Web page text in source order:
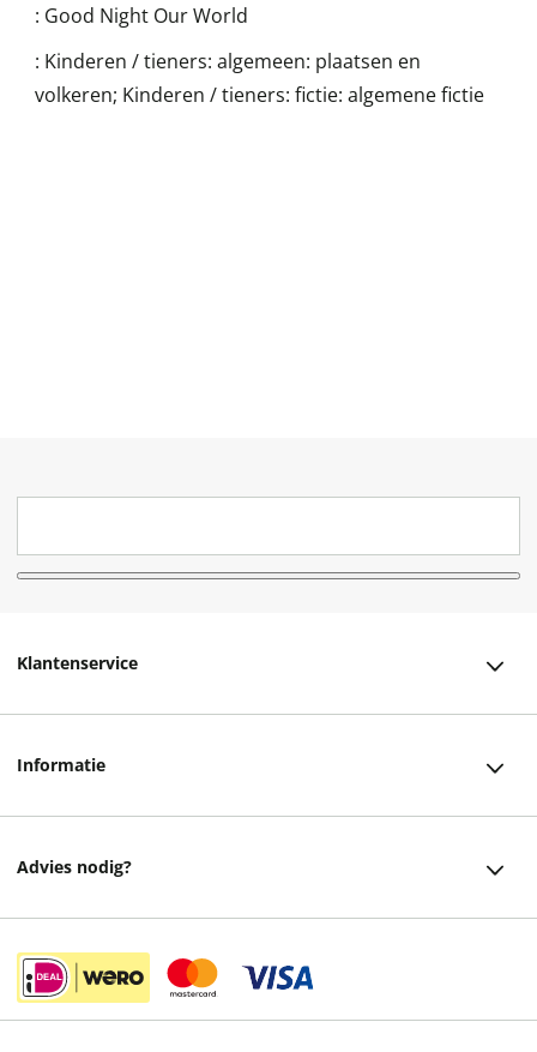
: Good Night Our World
: Kinderen / tieners: algemeen: plaatsen en
volkeren; Kinderen / tieners: fictie: algemene fictie
Klantenservice
Retourneren
Veelgestelde vragen
Informatie
Cadeaukaart
Advies nodig?
Instagram